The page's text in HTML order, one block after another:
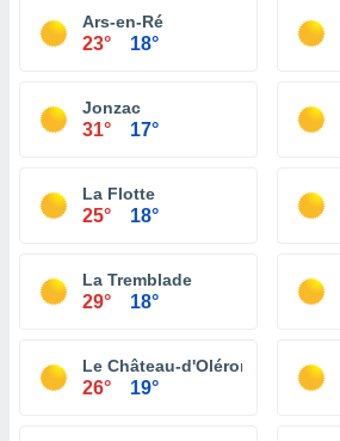
Ars-en-Ré
23° 18°
Jonzac
31° 17°
La Flotte
25° 18°
La Tremblade
29° 18°
Le Château-d'Oléron
26° 19°